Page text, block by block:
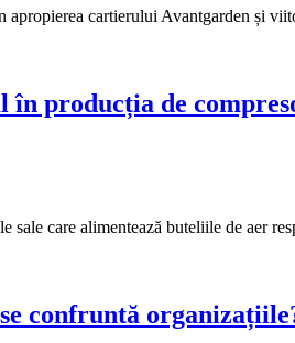
cartierului Avantgarden și
producția de
sale care alimentează buteliile de aer
confruntă